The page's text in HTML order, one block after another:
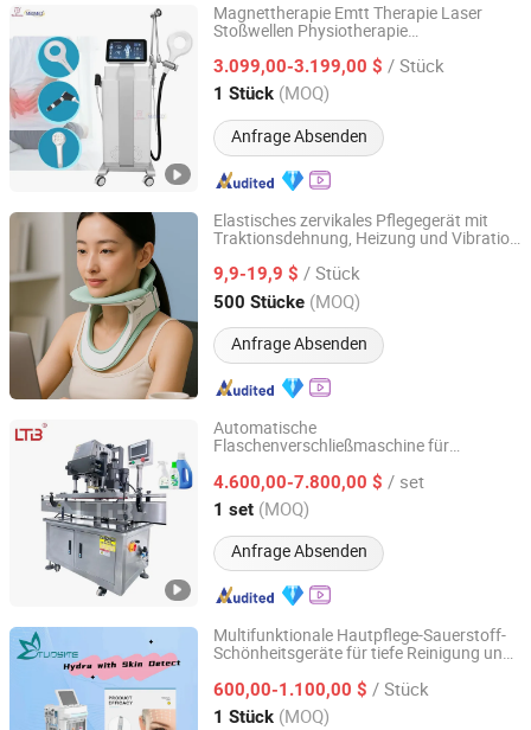
Magnettherapie Emtt Therapie Laser
Stoßwellen Physiotherapie
3.099,00-3.199,00 $ / Stück
1 Stück (MOQ)
Anfrage Absenden
Guangzhou T&B Beauty Equipment Co., Ltd.
Guangdong, China Seit 2023
Elastisches zervikales Pflegegerät mit
Traktionsdehnung, Heizung und Vibration
9,9-19,9 $ / Stück
500 Stücke (MOQ)
Anfrage Absenden
Fujian Forwell Health Tech. Co., Ltd.
Fujian, China Seit 2026
Automatische
Flaschenverschließmaschine für
Kunststoff-, Glas- und andere Behälter,
Drehmomentregelungsgerät
4.600,00-7.800,00 $ / set
1 set (MOQ)
Anfrage Absenden
LTB Machinery Co.,ltd
Guangdong, China Seit 2024
Multifunktionale Hautpflege-Sauerstoff-
Schönheitsgeräte für tiefe Reinigung und
600,00-1.100,00 $ / Stück
1 Stück (MOQ)
Hebei Tuosite Import & Export Trade Co., Ltd.
Hebei, China Seit 2022